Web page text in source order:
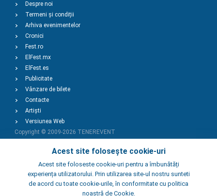
Acest site folosește cookie-uri
Acest site foloseste cookie-uri pentru a îmbunătăți
experiența utilizatorului. Prin utilizarea site-ul nostru sunteti
de acord cu toate cookie-urile, în conformitate cu politica
noastră de Cookie.
Despre noi
Termeni și condiții
Arhiva evenimentelor
Cronici
Fest.ro
ElFest.mx
ElFest.es
Publicitate
Vânzare de bilete
Contacte
Artiști
Versiunea Web
Copyright © 2009-2026 TENEREVENT
Adaugă Local